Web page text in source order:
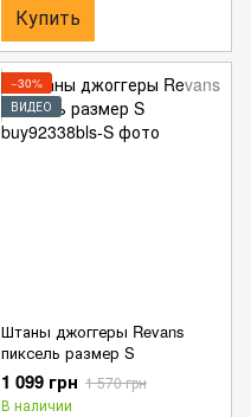
Купить
−30%
ВИДЕО
Штаны джоггеры Revans
пиксель размер S
1 099 грн 1 570 грн
В наличии